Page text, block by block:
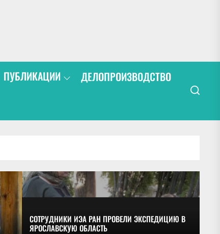
ПУБЛИКАЦИИ
ДЕЛОПРОИЗВОДСТВО
СОТРУДНИКИ ИЭА РАН ПРОВЕЛИ ЭКСПЕДИЦИЮ В
ЯРОСЛАВСКУЮ ОБЛАСТЬ